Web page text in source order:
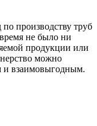
производству труб
время не было ни
продукции или
можно
и взаимовыгодным.